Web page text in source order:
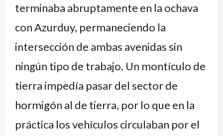
terminaba abruptamente en la ochava
con Azurduy, permaneciendo la
intersección de ambas avenidas sin
ningún tipo de trabajo. Un montículo de
tierra impedía pasar del sector de
hormigón al de tierra, por lo que en la
práctica los vehículos circulaban por el